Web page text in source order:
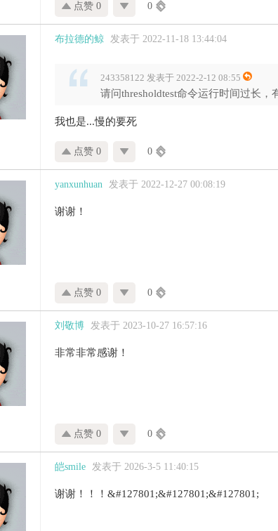
点赞 0 0
布拉德的鲸 发表于 2022-11-18 13:44:04
243358122 发表于 2022-2-12 08:55
请问thresholdtest命令运行时间过长，
我也是...慢的要死
点赞 0 0
yanxunhuan 发表于 2022-12-27 00:08:19
谢谢！
点赞 0 0
刘敬博 发表于 2023-10-27 16:57:16
非常非常感谢！
点赞 0 0
皑smile 发表于 2026-3-5 11:40:15
谢谢！！！&#127801;&#127801;&#127801;